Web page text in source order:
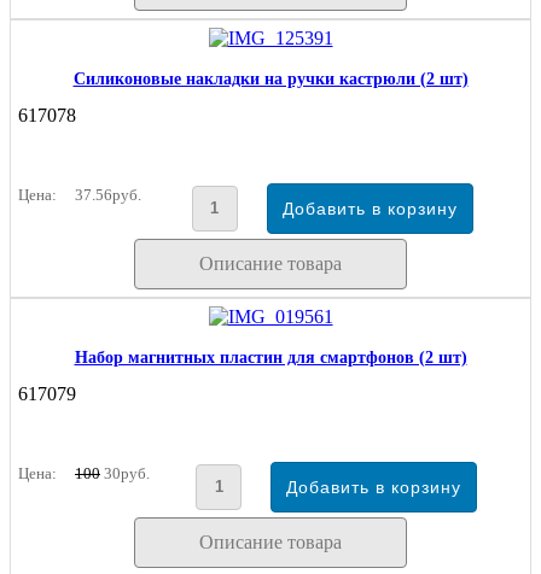
Силиконовые накладки на ручки кастрюли (2 шт)
617078
Цена: 37.56руб.
Описание товара
Набор магнитных пластин для смартфонов (2 шт)
617079
Цена: 100 30руб.
Описание товара